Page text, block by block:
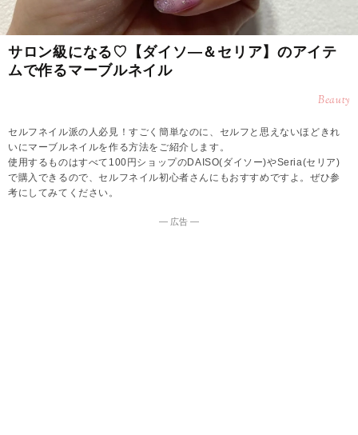
サロン級になる♡【ダイソ―＆セリア】のアイテ
ムで作るマーブルネイル
Beauty
セルフネイル派の人必見！すごく簡単なのに、セルフと思えないほどきれ
いにマーブルネイルを作る方法をご紹介します。
使用するものはすべて100円ショップのDAISO(ダイソー)やSeria(セリア)
で購入できるので、セルフネイル初心者さんにもおすすめですよ。ぜひ参
考にしてみてください。
― 広告 ―